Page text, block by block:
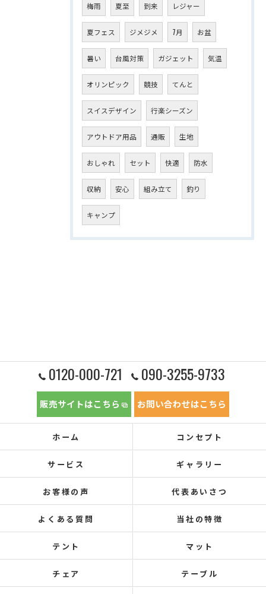
梅雨 夏至 到来 レジャー
夏フェス ジメジメ 7月 お盆
暑い 台風対策 ガジェット 気温
オリンピック 競技 てんと
スイスデザイン 行楽シーズン
アウトドア用品 通販 生地
おしゃれ セット 快適 防水
収納 安心 組み立て 釣り
キャンプ
0120-000-721 090-3255-9733
販売サイトはこちら お問い合わせはこちら
ホーム コンセプト
サービス ギャラリー
お客様の声 代表あいさつ
よくある質問 当社の特徴
テント マット
チェア テーブル